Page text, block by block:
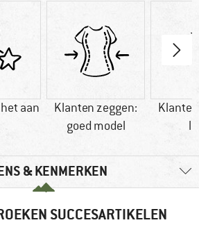
het aan
Klanten zeggen:
goed model
& KENMERKEN
SUCCESARTIKELEN